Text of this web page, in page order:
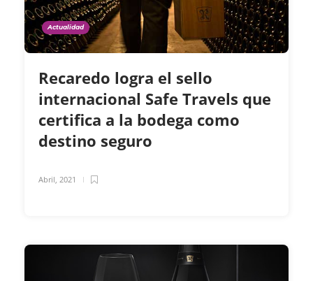
Actualidad
Recaredo logra el sello
internacional Safe Travels que
certifica a la bodega como
destino seguro
Abril, 2021